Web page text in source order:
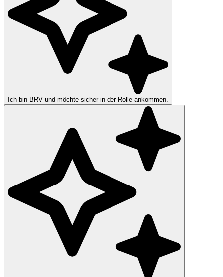
Ich bin BRV und möchte sicher in der Rolle ankommen.